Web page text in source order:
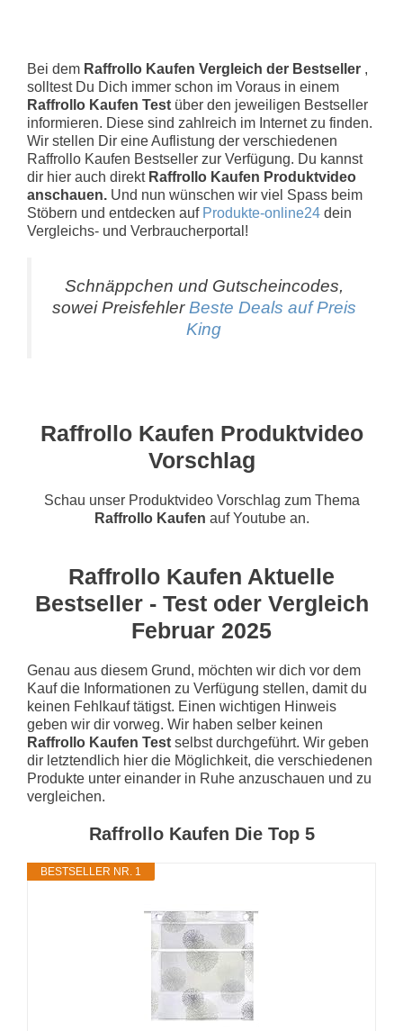
Bei dem Raffrollo Kaufen Vergleich der Bestseller ,
solltest Du Dich immer schon im Voraus in einem
Raffrollo Kaufen Test über den jeweiligen Bestseller
informieren. Diese sind zahlreich im Internet zu finden.
Wir stellen Dir eine Auflistung der verschiedenen
Raffrollo Kaufen Bestseller zur Verfügung. Du kannst
dir hier auch direkt Raffrollo Kaufen Produktvideo
anschauen. Und nun wünschen wir viel Spass beim
Stöbern und entdecken auf Produkte-online24 dein
Vergleichs- und Verbraucherportal!
Schnäppchen und Gutscheincodes,
sowei Preisfehler Beste Deals auf Preis
King
Raffrollo Kaufen Produktvideo
Vorschlag
Schau unser Produktvideo Vorschlag zum Thema
Raffrollo Kaufen auf Youtube an.
Raffrollo Kaufen Aktuelle
Bestseller - Test oder Vergleich
Februar 2025
Genau aus diesem Grund, möchten wir dich vor dem
Kauf die Informationen zu Verfügung stellen, damit du
keinen Fehlkauf tätigst. Einen wichtigen Hinweis
geben wir dir vorweg. Wir haben selber keinen
Raffrollo Kaufen Test selbst durchgeführt. Wir geben
dir letztendlich hier die Möglichkeit, die verschiedenen
Produkte unter einander in Ruhe anzuschauen und zu
vergleichen.
Raffrollo Kaufen Die Top 5
BESTSELLER NR. 1